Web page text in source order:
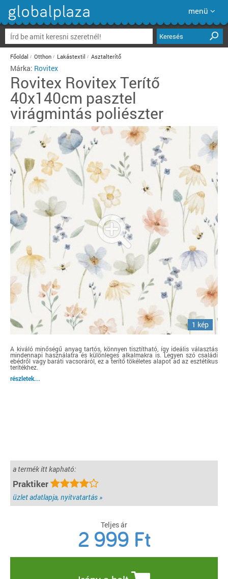
menü
Keresés
Főoldal Otthon Lakástextil Asztalterítő
Márka: Rovitex
Rovitex Rovitex Terítő
40x140cm pasztel
virágmintás poliészter
1 kép
A kiváló minőségű anyag tartós, könnyen tisztítható, így ideális választás
mindennapi használatra és különleges alkalmakra is. Legyen szó családi
ebédről vagy baráti vacsoráról, ez a terítő tökéletes alapot ad az esztétikus
terítékhez.
részletek...
a termék itt kapható:
Praktiker
üzlet adatlapja, nyitvatartás »
Teljes ár
2 999 Ft